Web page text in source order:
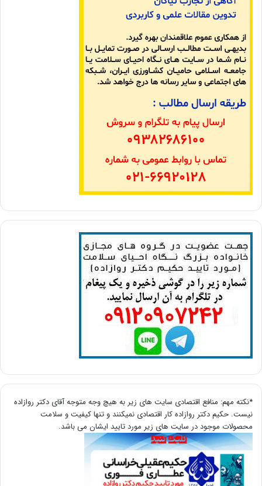
*نکته مهم: منافع اقتصادی سایت های زیر به هیچ وجه متوجه آقای دکتر روازاده
نیست. حکیم دکتر روازاده کار اقتصادی نمیکنند و تنها کیفیت و سلامت
محصولات موجود در سایت های زیر مورد تایید ایشان می باشد.